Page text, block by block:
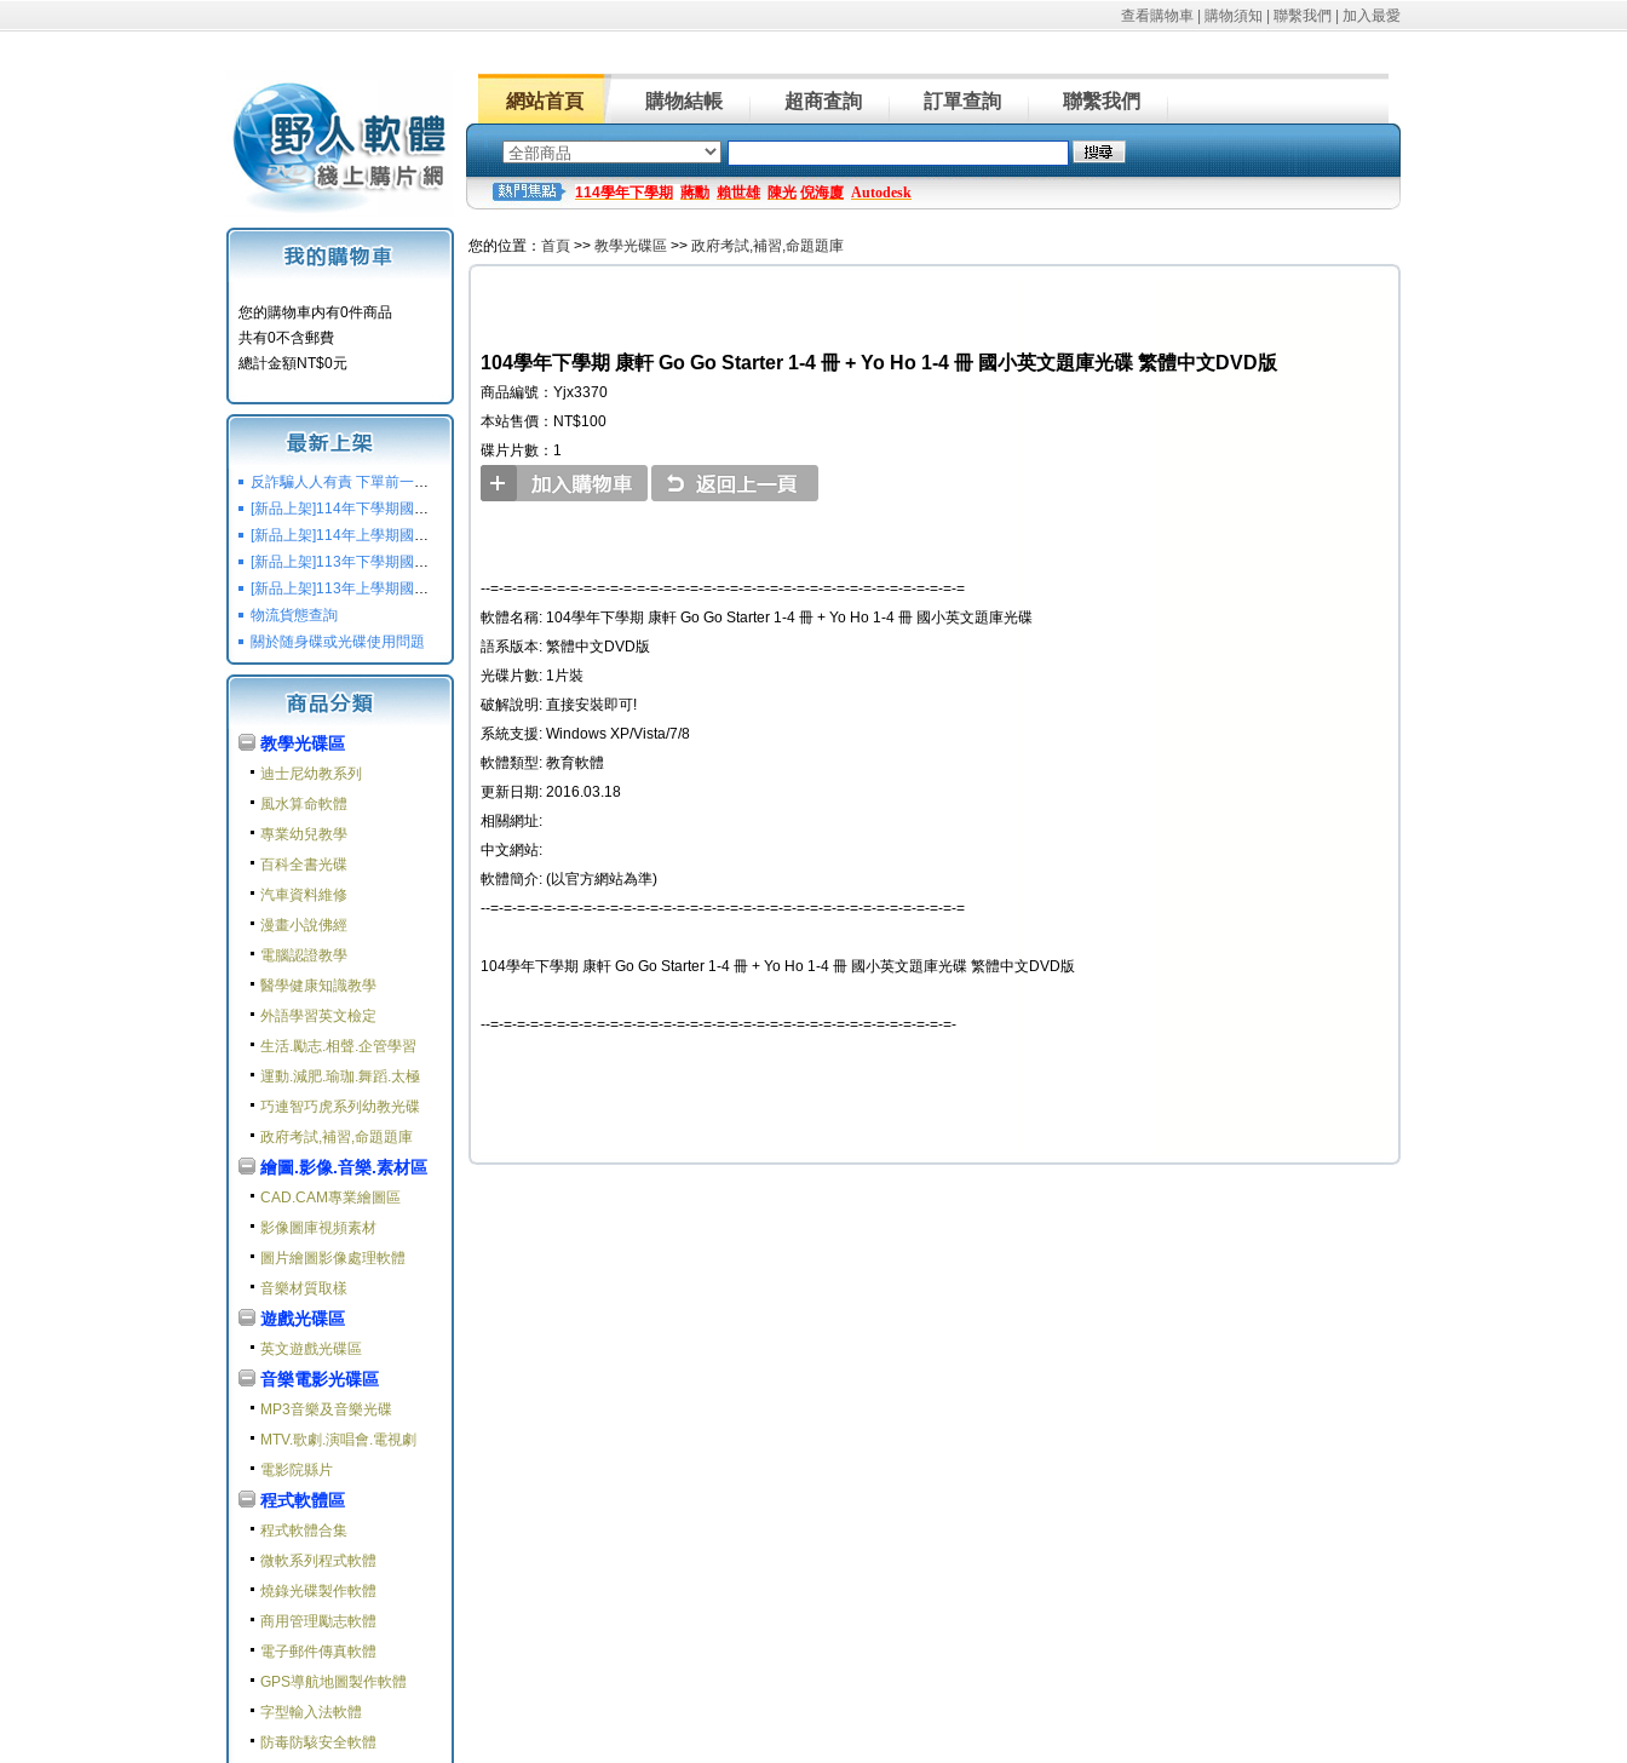
查看購物車 購物須知 聯繫我們 加入最愛
網站首頁 購物結帳 超商査詢 訂單查詢 聯繫我們
114學年下學期 蔣勳 賴世雄 陳光 倪海廈 Autodesk
您的購物車内有0件商品
共有0不含郵費
總計金額NT$0元
反詐騙人人有責 下單前一定要注意
[新品上架]114年下學期國小國中高中命題光碟,校用卷,習作
[新品上架]114年上學期國小國中高中命題光碟,校用卷,習作
[新品上架]113年下學期國小國中高中命題光碟,校用卷,習作
[新品上架]113年上學期國小國中高中命題光碟,校用卷,習作
物流貨態查詢
關於随身碟或光碟使用問題
教學光碟區
迪士尼幼教系列
風水算命軟體
專業幼兒教學
百科全書光碟
汽車資料維修
漫畫小說佛經
電腦認證教學
醫學健康知識教學
外語學習英文檢定
生活.勵志.相聲.企管學習
運動.減肥.瑜珈.舞蹈.太極
巧連智巧虎系列幼教光碟
政府考試,補習,命題題庫
繪圖.影像.音樂.素材區
CAD.CAM專業繪圖區
影像圖庫視頻素材
圖片繪圖影像處理軟體
音樂材質取樣
遊戲光碟區
英文遊戲光碟區
音樂電影光碟區
MP3音樂及音樂光碟
MTV.歌劇.演唱會.電視劇
電影院縣片
程式軟體區
程式軟體合集
微軟系列程式軟體
燒錄光碟製作軟體
商用管理勵志軟體
電子郵件傳真軟體
GPS導航地圖製作軟體
字型輸入法軟體
防毒防駭安全軟體
您的位置： 首頁 >> 教學光碟區 >> 政府考試,補習,命題題庫
104學年下學期 康軒 Go Go Starter 1-4 冊 + Yo Ho 1-4 冊 國小英文題庫光碟 繁體中文DVD版
商品編號：Yjx3370
本站售價：NT$100
碟片片數：1
--=-=-=-=-=-=-=-=-=-=-=-=-=-=-=-=-=-=-=-=-=-=-=-=-=-=-=-=-=-=-=-=-=-=-=-=
軟體名稱: 104學年下學期 康軒 Go Go Starter 1-4 冊 + Yo Ho 1-4 冊 國小英文題庫光碟
語系版本: 繁體中文DVD版
光碟片數: 1片裝
破解說明: 直接安裝即可!
系統支援: Windows XP/Vista/7/8
軟體類型: 教育軟體
更新日期: 2016.03.18
相關網址:
中文網站:
軟體簡介: (以官方網站為準)
--=-=-=-=-=-=-=-=-=-=-=-=-=-=-=-=-=-=-=-=-=-=-=-=-=-=-=-=-=-=-=-=-=-=-=-=
104學年下學期 康軒 Go Go Starter 1-4 冊 + Yo Ho 1-4 冊 國小英文題庫光碟 繁體中文DVD版
--=-=-=-=-=-=-=-=-=-=-=-=-=-=-=-=-=-=-=-=-=-=-=-=-=-=-=-=-=-=-=-=-=-=-=-